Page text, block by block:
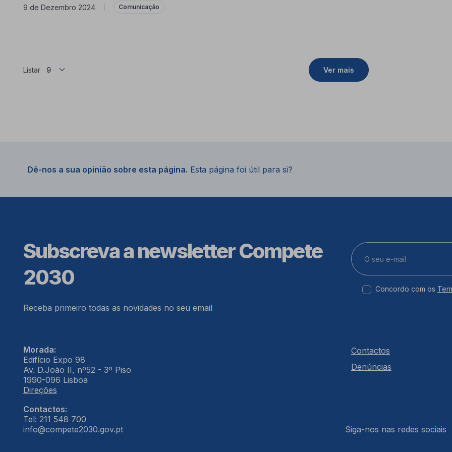
9 de Dezembro 2024 Comunicação
Listar Ver mais
Dê-nos a sua opinião sobre esta página. Esta página foi útil para si?
Subscreva a newsletter Compete
2030
Receba primeiro todas as novidades no seu email
Concordo com os
Morada:
Edifício Expo 98
Av. D.João II, nº52 - 3º Piso
1990-096 Lisboa
Direções
Contactos:
Tel: 211 548 700
info@compete2030.gov.pt
Contactos
Denúncias
Siga-nos nas redes sociais